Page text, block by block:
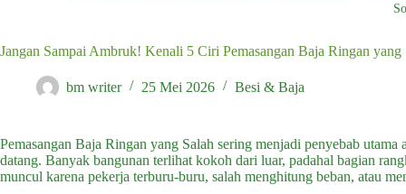
Jangan Sampai Ambruk! Kenali 5 Ciri Pemasangan Baja Ringan yang
bm writer 25 Mei 2026 Besi & Baja
Pemasangan Baja Ringan yang Salah sering menjadi penyebab
datang. Banyak bangunan terlihat kokoh dari luar, padahal bagian
muncul karena pekerja terburu-buru, salah menghitung beban, atau